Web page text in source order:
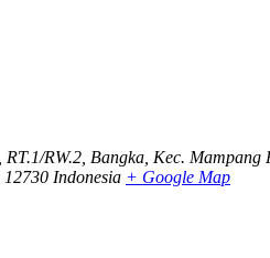
RW.2, Bangka, Kec. Mampang
12730 Indonesia + Google Map